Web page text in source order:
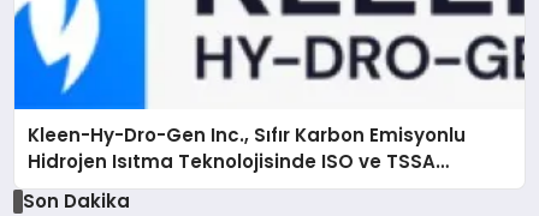
Kleen-Hy-Dro-Gen Inc., Sıfır Karbon Emisyonlu
Hidrojen Isıtma Teknolojisinde ISO ve TSSA
Düzenleyici Onaylarını Aldı
Son Dakika